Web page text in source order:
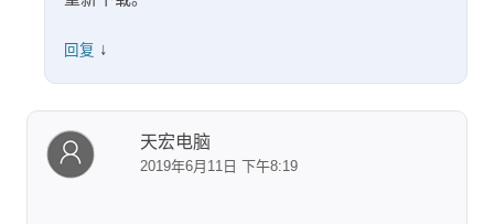
回复 ↓
天宏电脑
2019年6月11日 下午8:19